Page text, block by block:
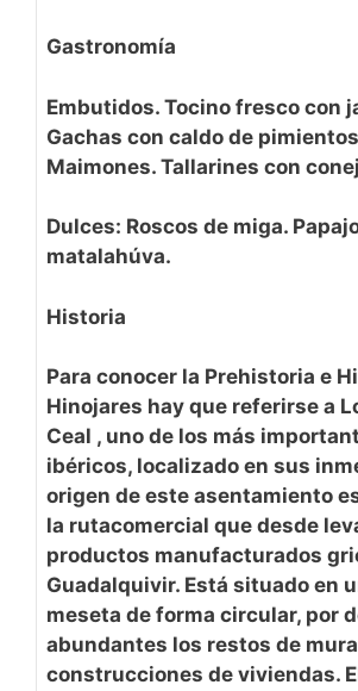
Gastronomía
Embutidos. Tocino fresco con
Gachas con caldo de
Maimones. Tallarines con
Dulces: Roscos de miga.
matalahúva.
Historia
Para conocer la Prehistoria e
Hinojares hay que referirse a
Ceal , uno de los más
ibéricos, localizado en sus
origen de este asentamiento
la rutacomercial que desde
productos manufacturados
Guadalquivir. Está situado en
meseta de forma circular, por
abundantes los restos de
construcciones de viviendas.